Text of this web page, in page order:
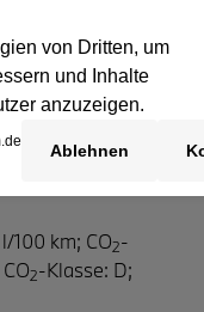
100 km; CO2-
CO2-Klasse: D;